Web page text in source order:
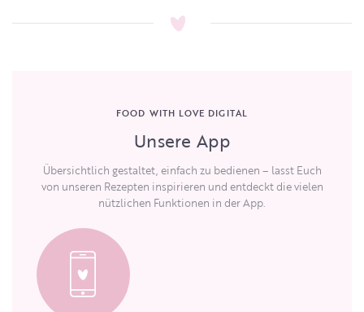
FOOD WITH LOVE DIGITAL
Unsere App
Übersichtlich gestaltet, einfach zu bedienen – lasst Euch
von unseren Rezepten inspirieren und entdeckt die vielen
nützlichen Funktionen in der App.